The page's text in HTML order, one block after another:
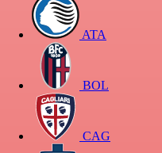
ATA
BOL
CAG